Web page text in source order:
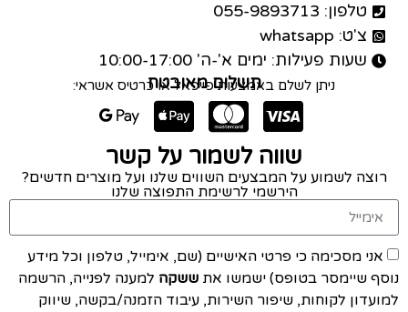
טלפון: 055-9893713
צ'ט: whatsapp
שעות פעילות: ימים א'-ה' 10:00-17:00
תשלום מאובטח
ניתן לשלם באמצעות פייפאל או כרטיס אשראי:
שווה לשמור על קשר
רוצה לשמוע על המבצעים השווים שלנו ועל מוצרים חדשים?
הירשמי לרשימת התפוצה שלנו
אני מסכימה כי פרטי האישיים (שם, אימייל, טלפון וכל מידע
נוסף שיימסר בטופס) ישמשו את ששקה למענה לפנייה, הרשמה
למועדון לקוחות, שיפור השירות, עיבוד הזמנה/בקשה, שיווק